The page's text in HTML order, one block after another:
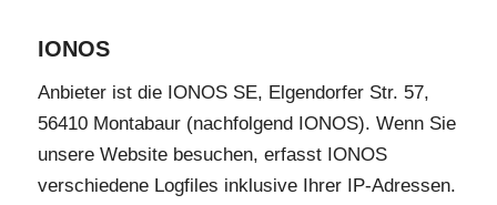
IONOS
Anbieter ist die IONOS SE, Elgendorfer Str. 57,
56410 Montabaur (nachfolgend IONOS). Wenn Sie
unsere Website besuchen, erfasst IONOS
verschiedene Logfiles inklusive Ihrer IP-Adressen.